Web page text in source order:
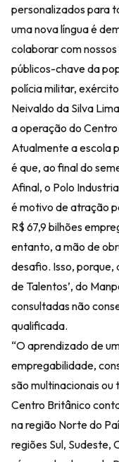
personalizados para
uma nova língua é
colaborar com
públicos-chave da
polícia militar,
Neivaldo da Silva
a operação do
Atualmente a escola
é que, ao final do
Afinal, o Polo
é motivo de atração
R$ 67,9 bilhões
entanto, a mão de
desafio. Isso, porque,
de Talentos’, do
consultadas não
qualificada.
“O aprendizado de
empregabilidade,
são multinacionais ou
Centro Britânico
na região Norte do
regiões Sul, Sudeste,